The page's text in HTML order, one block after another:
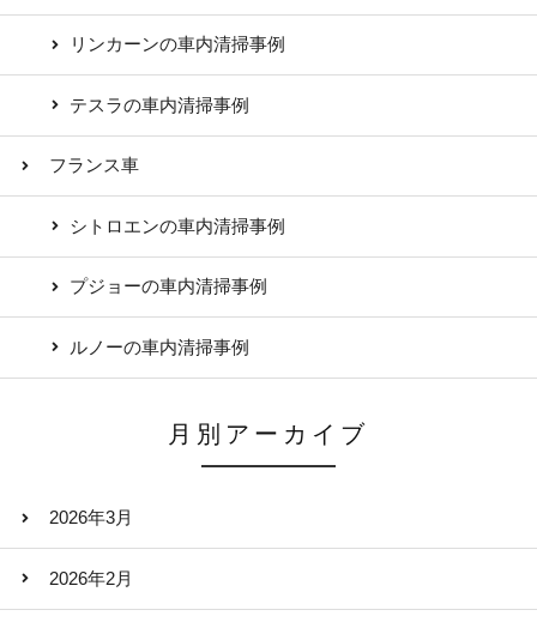
リンカーンの車内清掃事例
テスラの車内清掃事例
フランス車
シトロエンの車内清掃事例
プジョーの車内清掃事例
ルノーの車内清掃事例
月別アーカイブ
2026年3月
2026年2月